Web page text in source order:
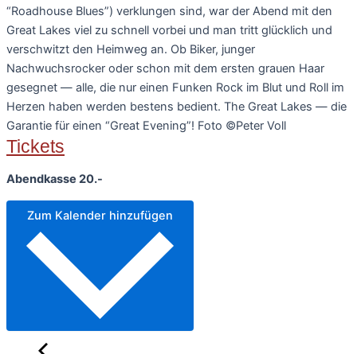
“Roadhouse Blues”) verklungen sind, war der Abend mit den
Great Lakes viel zu schnell vorbei und man tritt glücklich und
verschwitzt den Heimweg an. Ob Biker, junger
Nachwuchsrocker oder schon mit dem ersten grauen Haar
gesegnet — alle, die nur einen Funken Rock im Blut und Roll im
Herzen haben werden bestens bedient. The Great Lakes — die
Garantie für einen “Great Evening”! Foto ©Peter Voll
Tickets
Abendkasse 20.-